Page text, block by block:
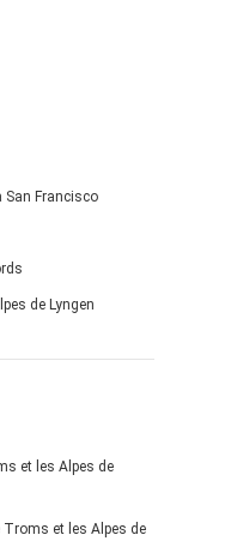
San Francisco
de Lyngen
et les Alpes de
Troms et les Alpes de